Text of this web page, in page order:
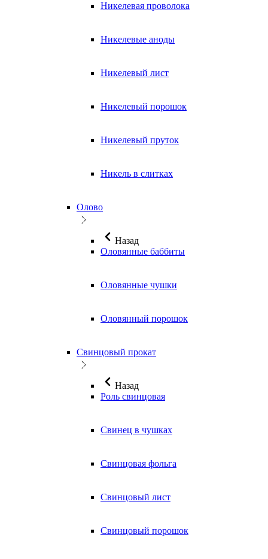
Никелевая проволока
Никелевые аноды
Никелевый лист
Никелевый порошок
Никелевый пруток
Никель в слитках
Олово
Назад
Оловянные баббиты
Оловянные чушки
Оловянный порошок
Свинцовый прокат
Назад
Роль свинцовая
Свинец в чушках
Свинцовая фольга
Свинцовый лист
Свинцовый порошок